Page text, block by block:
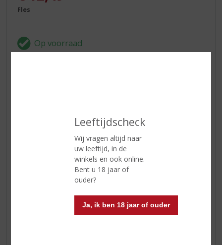
Leeftijdscheck
Wij vragen altijd naar
uw leeftijd, in de
winkels en ook online.
Bent u 18 jaar of
ouder?
Ja, ik ben 18 jaar of ouder
Fles
ETIKETINFORMATIE
Land van Herkomst
Italië
Vermentino
75 CL
Alcoholpercentage
12.5% vol
Wit